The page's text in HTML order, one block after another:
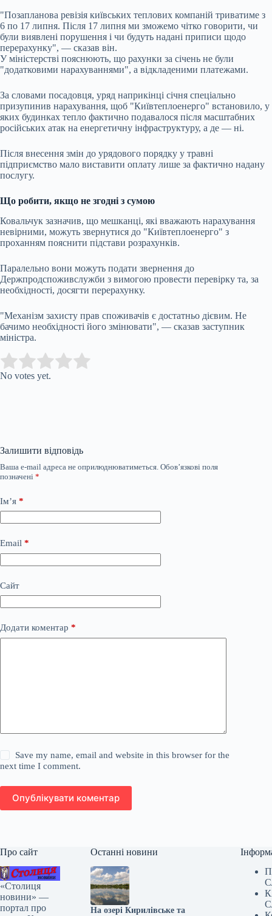
"Позапланова ревізія київських теплових компаній триватиме з
6 по 17 липня. Після 17 липня ми зможемо чітко говорити, чи
були виявлені порушення і чи будуть надані приписи щодо
перерахунку", — сказав він.
У міністерстві пояснюють, що рахунки за січень не були
"додатковими нарахуваннями", а відкладеними платежами.
За словами посадовця, уряд наприкінці січня спеціально
призупинив нарахування, щоб "Київтеплоенерго" встановило, у
яких будинках тепло фактично подавалося після масштабних
російських атак на енергетичну інфраструктуру, а де — ні.
Після внесення змін до урядового порядку у травні
підприємство мало виставити оплату лише за фактично надану
послугу.
Що робити, якщо не згодні з сумою
Ковальчук зазначив, що мешканці, які вважають нарахування
невірними, можуть звернутися до "Київтеплоенерго" з
проханням пояснити підстави розрахунків.
Паралельно вони можуть подати звернення до
Держпродспоживслужби з вимогою провести перевірку та, за
необхідності, досягти перерахунку.
"Механізм захисту прав споживачів є достатньо дієвим. Не
бачимо необхідності його змінювати", — сказав заступник
міністра.
Rate this item:
No votes yet.
Залишити відповідь
Ваша e-mail адреса не оприлюднюватиметься. Обов’язкові поля
позначені *
Ім’я *
Email *
Сайт
Додати коментар *
Save my name, email and website in this browser for the
next time I comment.
Опублікувати коментар
Про сайт
«Столиця
новини» —
портал про
Останні новини
На озері Кирилівське та